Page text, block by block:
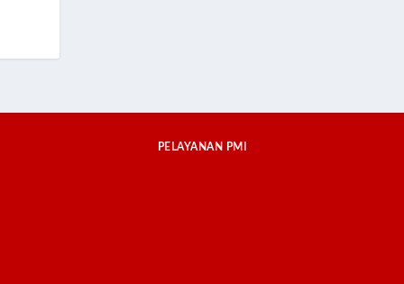
PELAYANAN PMI